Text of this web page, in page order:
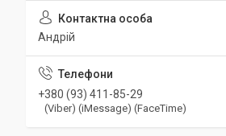
Андрій
+380 (93) 411-85-29
(Viber) (iMessage) (FaceTime)